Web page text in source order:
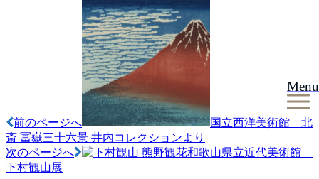
Menu
ー
シ
ョ
前のページへ
国立西洋美術館 北
斎 冨嶽三十六景 井内コレクションより
次のページへ
和歌山県立近代美術館
下村観山展